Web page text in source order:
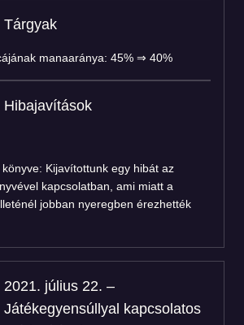
Tárgyak
manaaránya: 45% ⇒ 40%
Hibajavítások
Kijavítottunk egy hibát az
kapcsolatban, ami miatt a
jobban nyeregben érezhették
2021. július 22. –
Játékegyensúllyal kapcsolatos